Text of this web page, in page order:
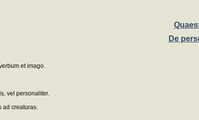
De
et imago.
vel personaliter.
ad creaturas.